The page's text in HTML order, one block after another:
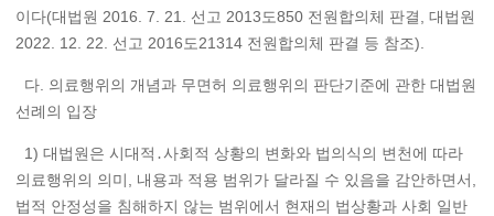
이다(대법원 2016. 7. 21. 선고 2013도850 전원합의체 판결, 대법원
2022. 12. 22. 선고 2016도21314 전원합의체 판결 등 참조).
다. 의료행위의 개념과 무면허 의료행위의 판단기준에 관한 대법원
선례의 입장
1) 대법원은 시대적․사회적 상황의 변화와 법의식의 변천에 따라
의료행위의 의미, 내용과 적용 범위가 달라질 수 있음을 감안하면서,
법적 안정성을 침해하지 않는 범위에서 현재의 법상황과 사회 일반